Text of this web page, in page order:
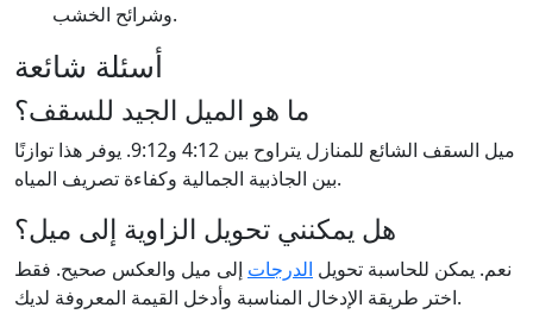
وشرائح الخشب.
أسئلة شائعة
ما هو الميل الجيد للسقف؟
ميل السقف الشائع للمنازل يتراوح بين 4:12 و9:12. يوفر هذا توازنًا
بين الجاذبية الجمالية وكفاءة تصريف المياه.
هل يمكنني تحويل الزاوية إلى ميل؟
نعم. يمكن للحاسبة تحويل الدرجات إلى ميل والعكس صحيح. فقط
اختر طريقة الإدخال المناسبة وأدخل القيمة المعروفة لديك.